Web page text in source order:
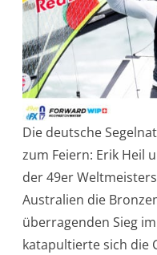
Die deutsche
zum Feiern: Erik Heil
der 49er
Australien die
überragenden Sieg
katapultierte sich die